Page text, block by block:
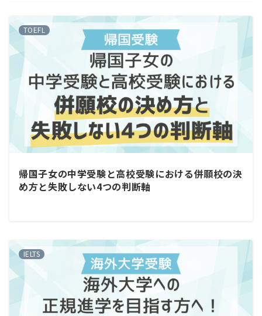
TOEFL
帰国子女の中学受験と高校受験における併願校の決
め方と失敗しない4つの判断軸
IELTS